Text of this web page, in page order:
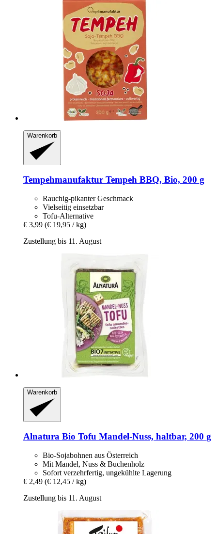
Warenkorb
Tempehmanufaktur Tempeh BBQ, Bio, 200 g
Rauchig-pikanter Geschmack
Vielseitig einsetzbar
Tofu-Alternative
€ 3,99 (€ 19,95 / kg)
Zustellung bis 11. August
Warenkorb
Alnatura Bio Tofu Mandel-​Nuss, haltbar, 200 g
Bio-Sojabohnen aus Österreich
Mit Mandel, Nuss & Buchenholz
Sofort verzehrfertig, ungekühlte Lagerung
€ 2,49 (€ 12,45 / kg)
Zustellung bis 11. August